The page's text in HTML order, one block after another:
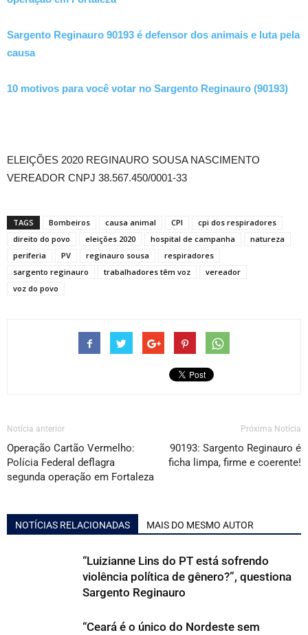
Sargento Reginauro 90193 é defensor dos animais e luta pela
causa
10 motivos para você votar no Sargento Reginauro (90193)
ELEIÇÕES 2020 REGINAURO SOUSA NASCIMENTO
VEREADOR CNPJ 38.567.450/0001-33
TAGS Bombeiros causa animal CPI
cpi dos respiradores
direito do povo
eleições 2020 hospital de campanha
natureza
periferia
PV reginauro sousa
respiradores
sargento reginauro
trabalhadores têm voz
vereador
voz do povo
Notícia anterior
Operação Cartão Vermelho:
Polícia Federal deflagra
segunda operação em Fortaleza
Próxima Notícia
90193: Sargento Reginauro é
ficha limpa, firme e coerente!
NOTÍCIAS RELACIONADAS MAIS DO MESMO AUTOR
“Luizianne Lins do PT está sofrendo
violência política de gênero?”, questiona
Sargento Reginauro
“Ceará é o único do Nordeste sem